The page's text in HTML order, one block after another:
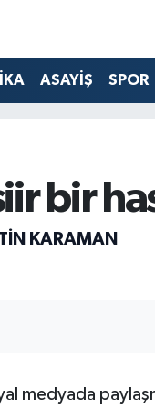
ASAYİŞ SPOR
bir
KARAMAN
medyada